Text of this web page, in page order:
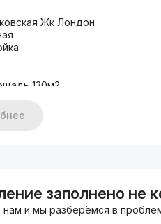
Жк Лондон
130м2
заполнено не
и мы разберёмся в